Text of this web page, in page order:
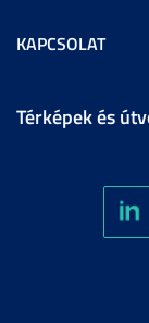
KAPCSOLAT
Térképek és